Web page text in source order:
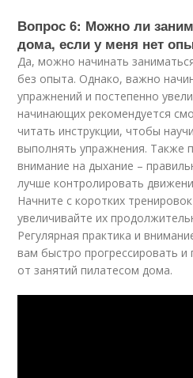
Вопрос 6: Можно ли
дома, если у меня нет
Да, можно начинать
без опыта. Однако, важно
упражнений и постепенно
начинающих рекомендуется
читать инструкции, чтобы
выполнять упражнения. Также
внимание на дыхание –
лучше контролировать
Начните с коротких
увеличивайте их
Регулярная практика и
вам быстро прогрессировать и
от занятий пилатесом дома.